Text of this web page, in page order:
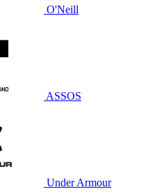
O'Neill
ASSOS
Under Armour